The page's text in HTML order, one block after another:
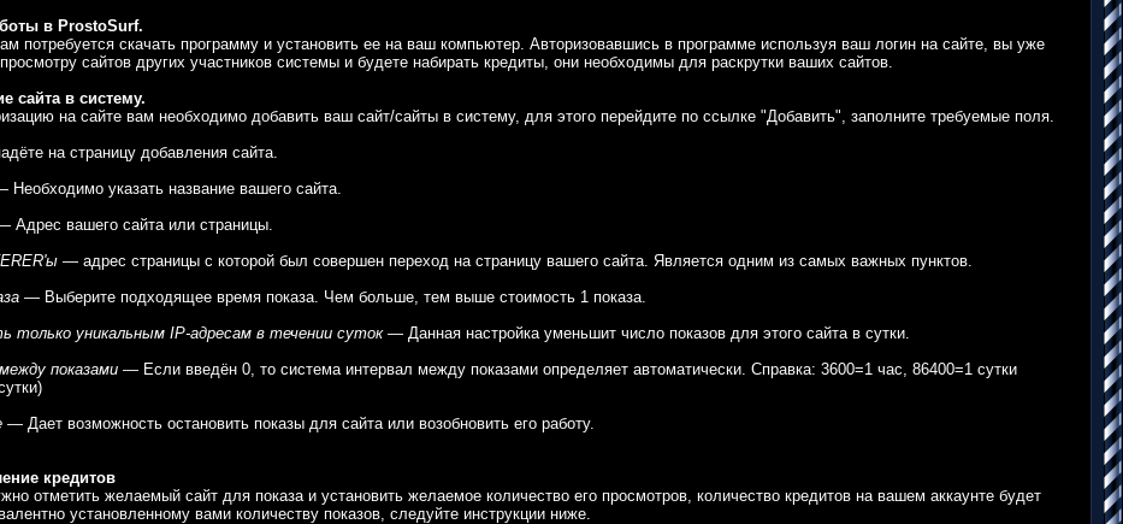
в ProstoSurf.
потребуется скачать программу и установить ее на ваш компьютер. Авторизовавшись в программе используя ваш логин на сайте, вы уже
сайтов других участников системы и будете набирать кредиты, они необходимы для раскрутки ваших сайтов.
сайта в систему.
на сайте вам необходимо добавить ваш сайт/сайты в систему, для этого перейдите по ссылке "Добавить", заполните требуемые поля.
на страницу добавления сайта.
Необходимо указать название вашего сайта.
Адрес вашего сайта или страницы.
— адрес страницы с которой был совершен переход на страницу вашего сайта. Является одним из самых важных пунктов.
— Выберите подходящее время показа. Чем больше, тем выше стоимость 1 показа.
только уникальным IP-адресам в течении суток— Данная настройка уменьшит число показов для этого сайта в сутки.
показами — Если введён 0, то система интервал между показами определяет автоматически. Справка: 3600=1 час, 86400=1 сутки
— Дает возможность остановить показы для сайта или возобновить его работу.
кредитов
отметить желаемый сайт для показа и установить желаемое количество его просмотров, количество кредитов на вашем аккаунте будет
установленному вами количеству показов, следуйте инструкции ниже.